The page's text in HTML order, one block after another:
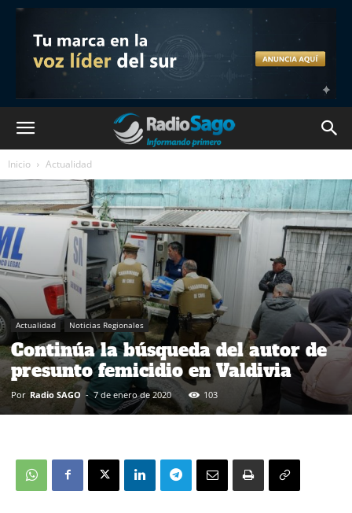
Inicio Actualidad
Actualidad Noticias Regionales
Continúa la búsqueda del autor de
presunto femicidio en Valdivia
Por Radio SAGO - 7 de enero de 2020 103